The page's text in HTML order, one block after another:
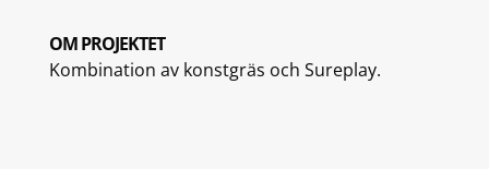
OM PROJEKTET
Kombination av konstgräs och Sureplay.